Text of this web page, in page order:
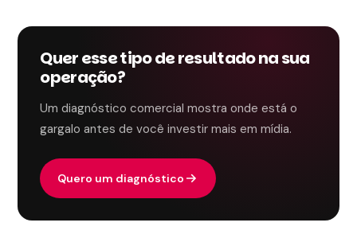
Quer esse tipo de resultado na sua
operação?
Um diagnóstico comercial mostra onde está o
gargalo antes de você investir mais em mídia.
Quero um diagnóstico